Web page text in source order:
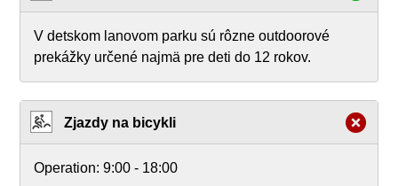
V detskom lanovom parku sú rôzne outdoorové
prekážky určené najmä pre deti do 12 rokov.
Zjazdy na bicykli
Operation: 9:00 - 18:00